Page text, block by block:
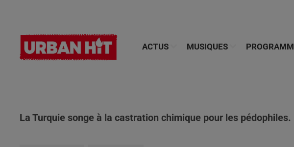
ACTUS MUSIQUES
La Turquie songe à la castration chimique pour les pédophiles.